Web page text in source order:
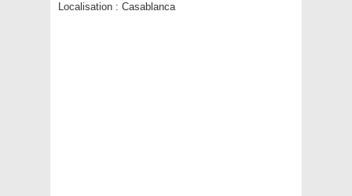
Localisation : Casablanca